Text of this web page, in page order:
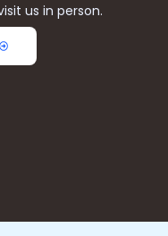
us in person.